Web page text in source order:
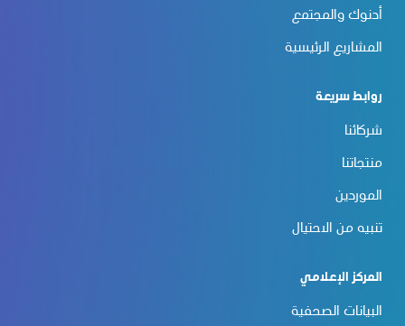
أدنوك والمجتمع
المشاريع الرئيسية
روابط سريعة
شركائنا
منتجاتنا
الموردين
تنبيه من الاحتيال
المركز الإعلامي
البيانات الصحفية